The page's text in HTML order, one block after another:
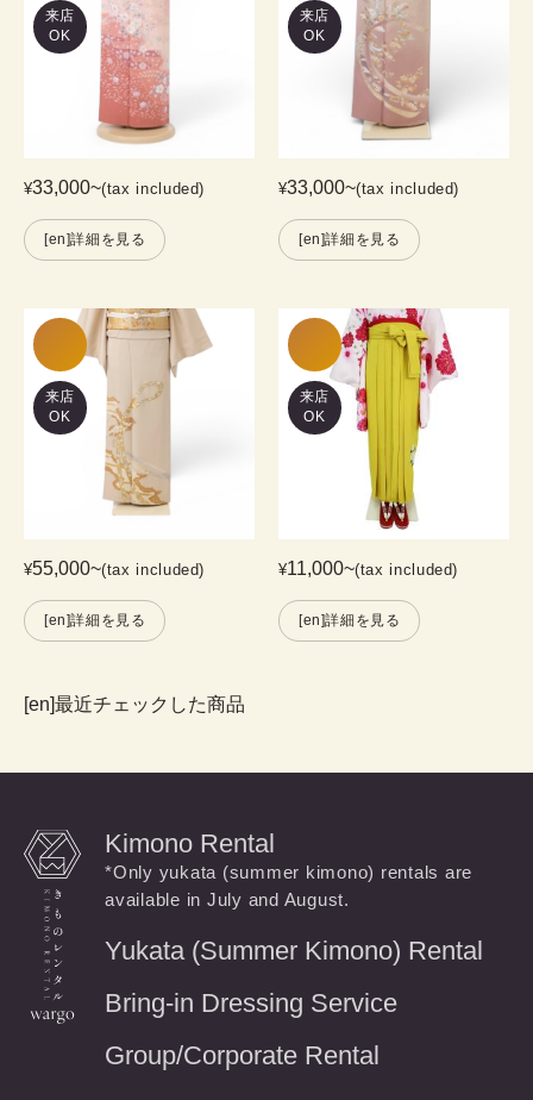
来店
OK
¥33,000~(tax included)
[en]詳細を見る
来店
OK
¥33,000~(tax included)
[en]詳細を見る
来店
OK
¥55,000~(tax included)
[en]詳細を見る
来店
OK
¥11,000~(tax included)
[en]詳細を見る
[en]最近チェックした商品
Kimono Rental
*Only yukata (summer kimono) rentals are
available in July and August.
Yukata (Summer Kimono) Rental
Bring-in Dressing Service
Group/Corporate Rental